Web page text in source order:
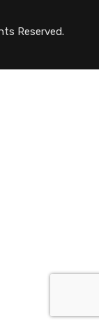
Reserved.